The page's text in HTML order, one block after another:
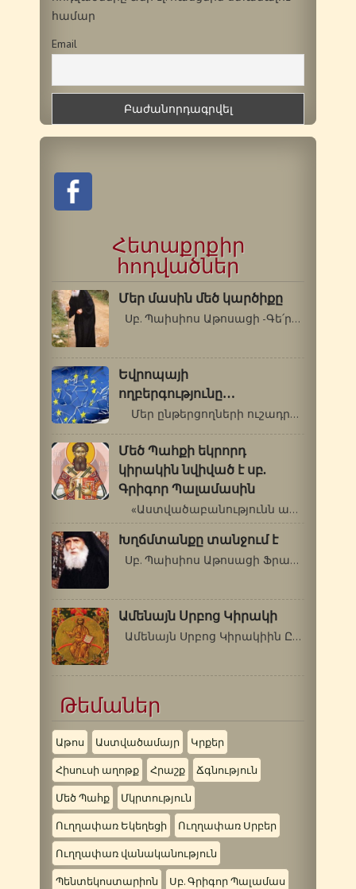
համար
Email
Հետաքրքիր
հոդվածներ
Մեր մասին մեծ կարծիքը
Սբ. Պաիսիոս Աթոսացի -Գե՛րոնդա, ինչու՞…
Եվրոպայի
ողբերգությունը…
Մեր ընթերցողների ուշադրությանն…
Մեծ Պահքի եկրորդ
կիրակին նվիված է սբ.
Գրիգոր Պալամասին
«Աստվածաբանությունն ամբողջանում…
Խղճմտանքը տանջում է
Սբ. Պաիսիոս Աթոսացի Ֆրանսիայում,…
Ամենայն Սրբոց Կիրակի
Ամենայն Սրբոց Կիրակիին ԸՆդհանրական…
Թեմաներ
Աթոս Աստվածամայր Կրքեր
Հիսուսի աղոթք Հրաշք Ճգնություն
Մեծ Պահք Մկրտություն
Ուղղափառ Եկեղեցի Ուղղափառ Սրբեր
Ուղղափառ վանականություն
Պենտեկոստարիոն Սբ. Գրիգոր Պալամաս